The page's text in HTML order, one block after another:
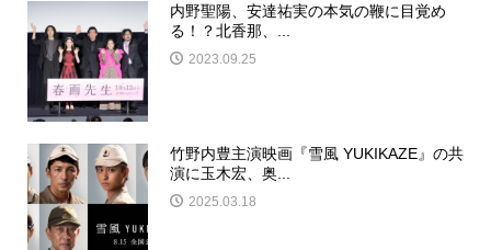
内野聖陽、安達祐実の本気の鞭に目覚め
る！？北香那、...
2023.09.25
竹野内豊主演映画『雪風 YUKIKAZE』の共
演に玉木宏、奥...
2025.03.18